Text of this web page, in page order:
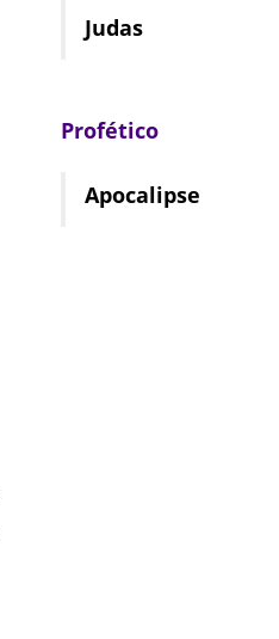
Judas
Profético
Apocalipse